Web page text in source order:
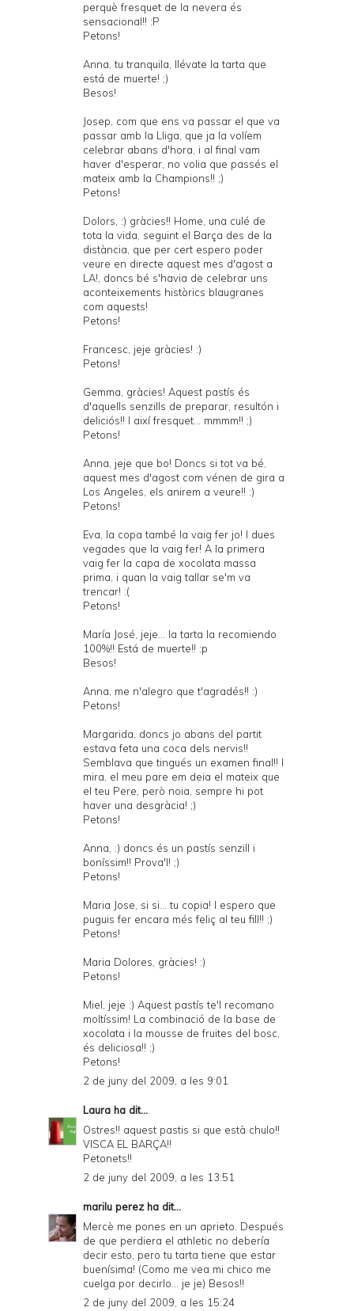
perquè fresquet de la nevera és
sensacional!! :P
Petons!
Anna, tu tranquila, llévate la tarta que
está de muerte! ;)
Besos!
Josep, com que ens va passar el que va
passar amb la Lliga, que ja la volíem
celebrar abans d'hora, i al final vam
haver d'esperar, no volia que passés el
mateix amb la Champions!! ;)
Petons!
Dolors, :) gràcies!! Home, una culé de
tota la vida, seguint el Barça des de la
distància, que per cert espero poder
veure en directe aquest mes d'agost a
LA!, doncs bé s'havia de celebrar uns
aconteixements històrics blaugranes
com aquests!
Petons!
Francesc, jeje gràcies! :)
Petons!
Gemma, gràcies! Aquest pastís és
d'aquells senzills de preparar, resultón i
deliciós!! I així fresquet... mmmm!! ;)
Petons!
Anna, jeje que bo! Doncs si tot va bé,
aquest mes d'agost com vénen de gira a
Los Angeles, els anirem a veure!! :)
Petons!
Eva, la copa també la vaig fer jo! I dues
vegades que la vaig fer! A la primera
vaig fer la capa de xocolata massa
prima, i quan la vaig tallar se'm va
trencar! :(
Petons!
María José, jeje... la tarta la recomiendo
100%!! Está de muerte!! :p
Besos!
Anna, me n'alegro que t'agradés!! :)
Petons!
Margarida, doncs jo abans del partit
estava feta una coca dels nervis!!
Semblava que tingués un examen final!! I
mira, el meu pare em deia el mateix que
el teu Pere, però noia, sempre hi pot
haver una desgràcia! ;)
Petons!
Anna, :) doncs és un pastís senzill i
boníssim!! Prova'l! ;)
Petons!
Maria Jose, si si... tu copia! I espero que
puguis fer encara més feliç al teu fill!! ;)
Petons!
Maria Dolores, gràcies! :)
Petons!
Miel, jeje :) Aquest pastís te'l recomano
moltíssim! La combinació de la base de
xocolata i la mousse de fruites del bosc,
és deliciosa!! ;)
Petons!
2 de juny del 2009, a les 9:01
Laura ha dit...
Ostres!! aquest pastis si que està chulo!!
VISCA EL BARÇA!!
Petonets!!
2 de juny del 2009, a les 13:51
marilu perezha dit...
Mercè me pones en un aprieto. Después
de que perdiera el athletic no debería
decir esto, pero tu tarta tiene que estar
buenísima! (Como me vea mi chico me
cuelga por decirlo... je je) Besos!!
2 de juny del 2009, a les 15:24